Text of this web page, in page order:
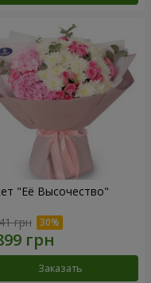
"Её Высочество"
грн
Заказать